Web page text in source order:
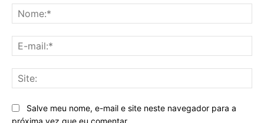
Salve meu nome, e-mail e site neste navegador para a